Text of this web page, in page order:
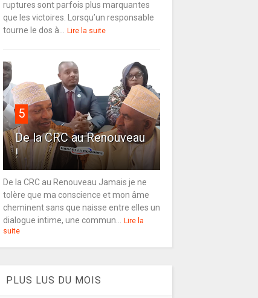
ruptures sont parfois plus marquantes
que les victoires. Lorsqu’un responsable
tourne le dos à...
Lire la suite
5
De la CRC au Renouveau
!
De la CRC au Renouveau Jamais je ne
tolère que ma conscience et mon âme
cheminent sans que naisse entre elles un
dialogue intime, une commun...
Lire la
suite
PLUS LUS DU MOIS